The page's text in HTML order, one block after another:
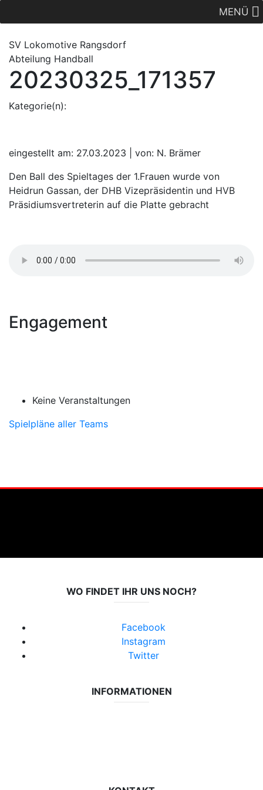
MENÜ
SV Lokomotive Rangsdorf
Abteilung Handball
20230325_171357
Kategorie(n):
eingestellt am: 27.03.2023 | von: N. Brämer
Den Ball des Spieltages der 1.Frauen wurde von
Heidrun Gassan, der DHB Vizepräsidentin und HVB
Präsidiumsvertreterin auf die Platte gebracht
Engagement
Keine Veranstaltungen
Spielpläne aller Teams
WO FINDET IHR UNS NOCH?
Facebook
Instagram
Twitter
INFORMATIONEN